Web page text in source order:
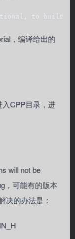
to build
，编译给出的
CPP目录，进
will not be
，可能有的版本
决的办法是：